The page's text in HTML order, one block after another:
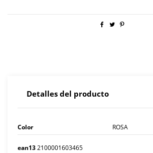
Detalles del producto
Color ROSA
ean132100001603465